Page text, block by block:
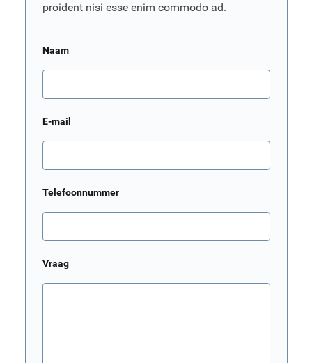
proident nisi esse enim commodo ad.
Naam
E-mail
Telefoonnummer
Vraag